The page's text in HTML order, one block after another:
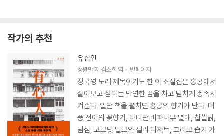
작가의 추천
유심인
정윈만저김소희 역 빈페이지
장국영 노래 제목이기도 한 이 소설집은 홍콩에서
살아보고 싶다는 막연한 꿈을 차고 넘치게 충족시
켜준다. 일단 책을 펼치면 홍콩의 향기가 난다. 태
풍 전야의 꽃향기, 다디단 비파나무 열매, 찹쌀닭,
딤섬, 코코넛 밀크와 젤리 디저트, 그리고 습기 가